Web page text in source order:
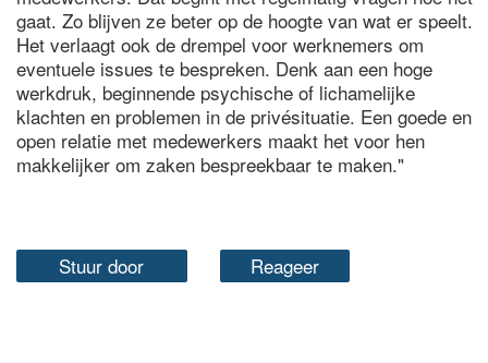
gaat. Zo blijven ze beter op de hoogte van wat er speelt.
Het verlaagt ook de drempel voor werknemers om
eventuele issues te bespreken. Denk aan een hoge
werkdruk, beginnende psychische of lichamelijke
klachten en problemen in de privésituatie. Een goede en
open relatie met medewerkers maakt het voor hen
makkelijker om zaken bespreekbaar te maken."
Stuur door Reageer